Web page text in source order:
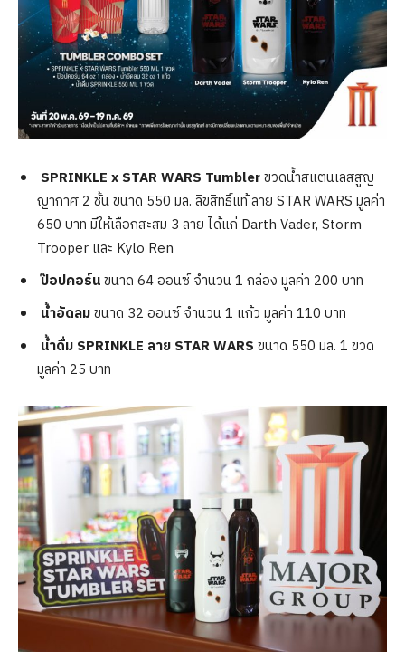
SPRINKLE x STAR WARS Tumblerขวดน้ำสแตนเลสสูญ
ญากาศ 2 ชั้น ขนาด 550 มล. ลิขสิทธิ์แท้ ลาย STAR WARS มูลค่า
650 บาท มีให้เลือกสะสม 3 ลาย ได้แก่ Darth Vader, Storm
Trooper และ Kylo Ren
ป๊อปคอร์นขนาด 64 ออนซ์ จำนวน 1 กล่อง มูลค่า 200 บาท
น้ำอัดลมขนาด 32 ออนซ์ จำนวน 1 แก้ว มูลค่า 110 บาท
น้ำดื่ม SPRINKLE ลาย STAR WARS ขนาด 550 มล. 1 ขวด
มูลค่า 25 บาท